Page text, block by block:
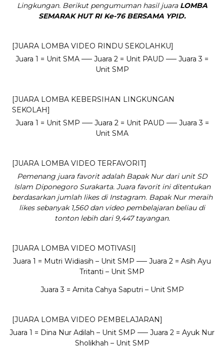
Lingkungan. Berikut pengumuman hasil juara LOMBA
SEMARAK HUT RI Ke-76 BERSAMA YPID.
[JUARA LOMBA VIDEO RINDU SEKOLAHKU]
Juara 1 = Unit SMA —– Juara 2 = Unit PAUD —– Juara 3 =
Unit SMP
[JUARA LOMBA KEBERSIHAN LINGKUNGAN
SEKOLAH]
Juara 1 = Unit SMP —– Juara 2 = Unit PAUD —– Juara 3 =
Unit SMA
[JUARA LOMBA VIDEO TERFAVORIT]
Pemenang juara favorit adalah Bapak Nur dari unit SD
Islam Diponegoro Surakarta. Juara favorit ini ditentukan
berdasarkan jumlah likes di Instagram. Bapak Nur meraih
likes sebanyak 1,560 dan video pembelajaran beliau di
tonton lebih dari 9,447 tayangan.
[JUARA LOMBA VIDEO MOTIVASI]
Juara 1 = Mutri Widiasih – Unit SMP —– Juara 2 = Asih Ayu
Tritanti – Unit SMP
Juara 3 = Arnita Cahya Saputri – Unit SMP
[JUARA LOMBA VIDEO PEMBELAJARAN]
Juara 1 = Dina Nur Adilah – Unit SMP —– Juara 2 = Ayuk Nur
Sholikhah – Unit SMP